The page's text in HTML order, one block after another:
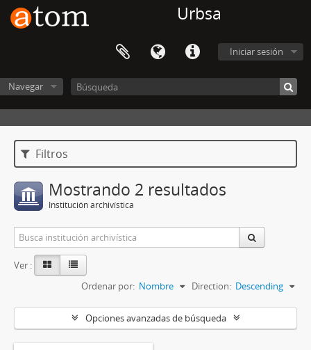
Urbsa
Iniciar sesión
Navegar
Filtros
Mostrando 2 resultados
Institución archivística
Ver :
Ordenar por: Nombre Direction: Descending
Opciones avanzadas de búsqueda